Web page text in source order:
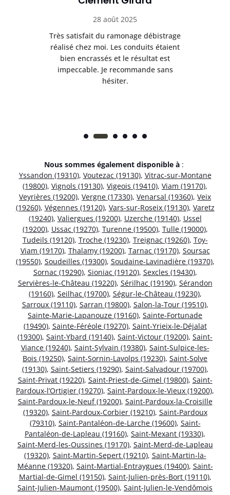
28 août 2025
Très satisfait du ramonage débistrage
réalisé chez moi. Les conduits étaient
bien encrassés et le résultat est
impeccable. Je recommande sans
hésiter.
Nous sommes également disponible à :
Yssandon (19310), Voutezac (19130), Vitrac-sur-Montane
(19800), Vignols (19130), Vigeois (19410), Viam (19170),
Veyrières (19200), Vergne (17330), Venarsal (19360), Veix
(19260), Végennes (19120), Vars-sur-Roseix (19130), Varetz
(19240), Valiergues (19200), Uzerche (19140), Ussel
(19200), Ussac (19270), Turenne (19500), Tulle (19000),
Tudeils (19120), Troche (19230), Treignac (19260), Toy-
Viam (19170), Thalamy (19200), Tarnac (19170), Soursac
(19550), Soudeilles (19300), Soudaine-Lavinadière (19370),
Sornac (19290), Sioniac (19120), Sexcles (19430),
Servières-le-Château (19220), Sérilhac (19190), Sérandon
(19160), Seilhac (19700), Ségur-le-Château (19230),
Sarroux (19110), Sarran (19800), Salon-la-Tour (19510),
Sainte-Marie-Lapanouze (19160), Sainte-Fortunade
(19490), Sainte-Féréole (19270), Saint-Yrieix-le-Déjalat
(19300), Saint-Ybard (19140), Saint-Victour (19200), Saint-
Viance (19240), Saint-Sylvain (19380), Saint-Sulpice-les-
Bois (19250), Saint-Sornin-Lavolps (19230), Saint-Solve
(19130), Saint-Setiers (19290), Saint-Salvadour (19700),
Saint-Privat (19220), Saint-Priest-de-Gimel (19800), Saint-
Pardoux-l’Ortigier (19270), Saint-Pardoux-le-Vieux (19200),
Saint-Pardoux-le-Neuf (19200), Saint-Pardoux-la-Croisille
(19320), Saint-Pardoux-Corbier (19210), Saint-Pardoux
(79310), Saint-Pantaléon-de-Larche (19600), Saint-
Pantaléon-de-Lapleau (19160), Saint-Mexant (19330),
Saint-Merd-les-Oussines (19170), Saint-Merd-de-Lapleau
(19320), Saint-Martin-Sepert (19210), Saint-Martin-la-
Méanne (19320), Saint-Martial-Entraygues (19400), Saint-
Martial-de-Gimel (19150), Saint-Julien-près-Bort (19110),
Saint-Julien-Maumont (19500), Saint-Julien-le-Vendômois